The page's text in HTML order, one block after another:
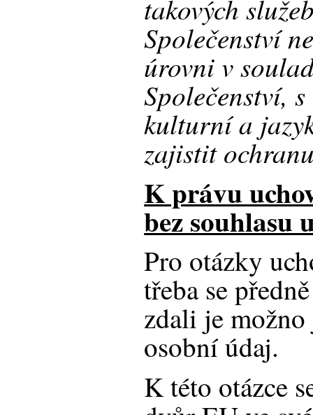
takových
Společenství
úrovni v
Společenství,
kulturní a
zajistit
K právu
bez souhlasu
Pro otázky
třeba se
zdali je
osobní údaj.
K této otázce